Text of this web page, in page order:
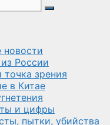
России
зрения
в Китае
и цифры
пытки, убийства